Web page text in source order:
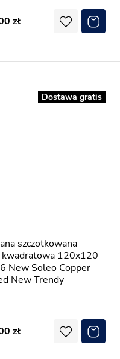
kwadratowa 120x120
New Soleo Copper
New Trendy
Dostawa gratis